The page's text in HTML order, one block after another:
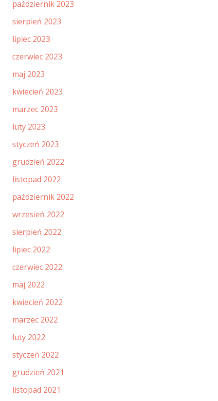
październik 2023
sierpień 2023
lipiec 2023
czerwiec 2023
maj 2023
kwiecień 2023
marzec 2023
luty 2023
styczeń 2023
grudzień 2022
listopad 2022
październik 2022
wrzesień 2022
sierpień 2022
lipiec 2022
czerwiec 2022
maj 2022
kwiecień 2022
marzec 2022
luty 2022
styczeń 2022
grudzień 2021
listopad 2021